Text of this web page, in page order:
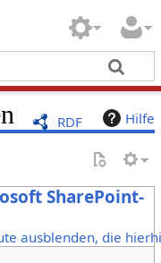
RDF Hilfe
SharePoint-
ausblenden, die